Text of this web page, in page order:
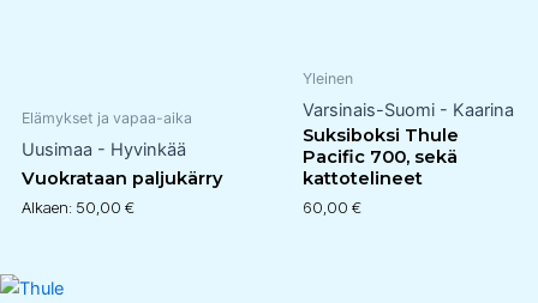
Elämykset ja vapaa-aika
Uusimaa - Hyvinkää
Vuokrataan paljukärry
Alkaen: 50,00 €
Yleinen
Varsinais-Suomi - Kaarina
Suksiboksi Thule
Pacific 700, sekä
kattotelineet
60,00 €